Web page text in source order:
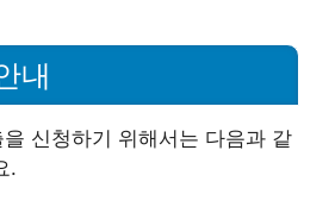
내
신청하기 위해서는 다음과 같
.